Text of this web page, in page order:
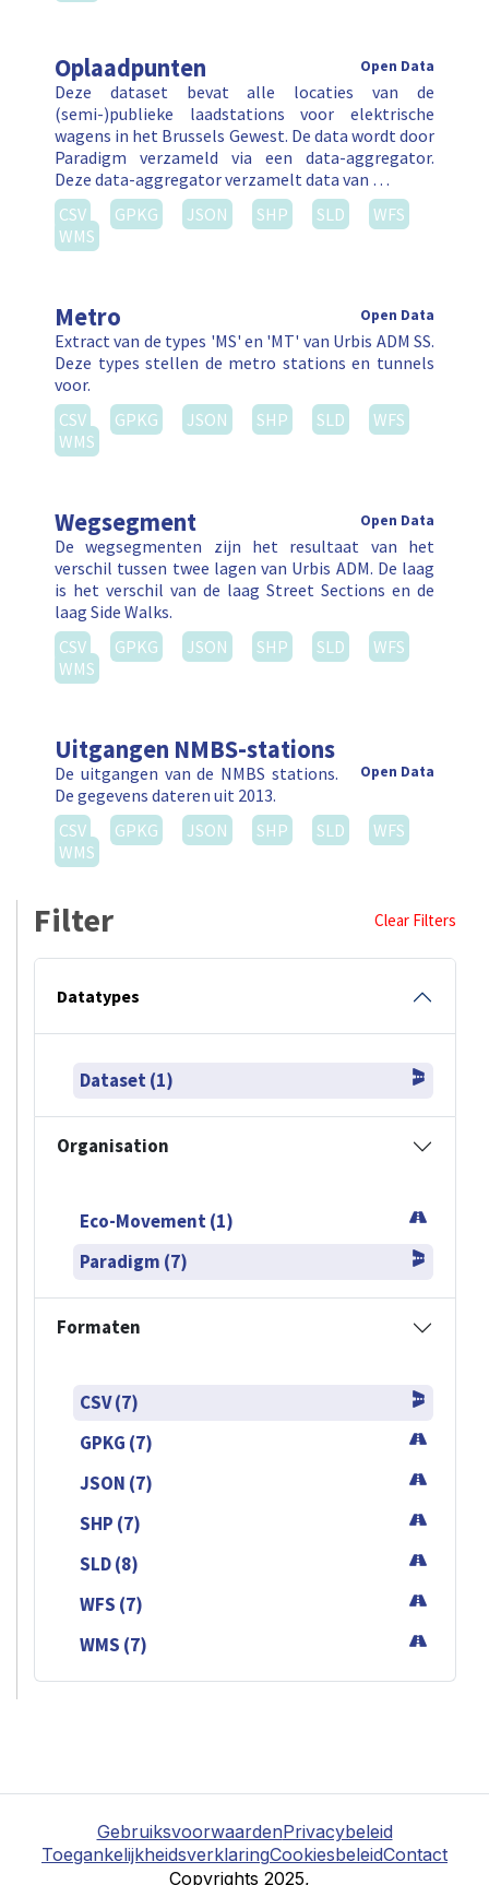
Oplaadpunten Open Data
Deze dataset bevat alle locaties van de
(semi-)publieke laadstations voor elektrische
wagens in het Brussels Gewest. De data wordt door
Paradigm verzameld via een data-aggregator.
Deze data-aggregator verzamelt data van …
CSV
GPKG JSON SHP SLD
WFS
WMS
Metro Open Data
Extract van de types 'MS' en 'MT' van Urbis ADM SS.
Deze types stellen de metro stations en tunnels
voor.
CSV
GPKG JSON SHP SLD
WFS
WMS
Wegsegment Open Data
De wegsegmenten zijn het resultaat van het
verschil tussen twee lagen van Urbis ADM. De laag
is het verschil van de laag Street Sections en de
laag Side Walks.
CSV
GPKG JSON SHP SLD
WFS
WMS
Uitgangen NMBS-stations
Open Data
De uitgangen van de NMBS stations.
De gegevens dateren uit 2013.
CSV
GPKG JSON SHP SLD
WFS
WMS
Filter Clear Filters
Datatypes
Dataset (1)
Organisation
Eco-Movement (1)
Paradigm (7)
Formaten
CSV (7)
GPKG (7)
JSON (7)
SHP (7)
SLD (8)
WFS (7)
WMS (7)
GebruiksvoorwaardenPrivacybeleid
ToegankelijkheidsverklaringCookiesbeleidContact
Copyrights 2025,